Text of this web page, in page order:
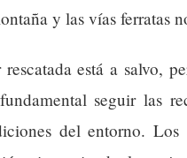
y las vías ferratas
está a salvo,
seguir las
del entorno. Los